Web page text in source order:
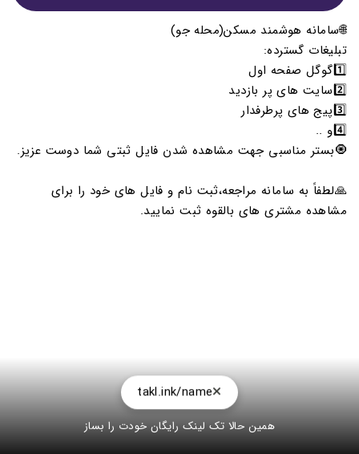
🌐سامانه هوشمند مسکن(محله جو)
تبلیغات گسترده:
1️⃣گوگل صفحه اول
2️⃣سایت های پر بازدید
3️⃣پیج های پرطرفدار
4️⃣و ..
🧿بستر مناسبی جهت مشاهده شدن فایل ثبتی شما دوست عزیز.
🙏لطفاً به سامانه مراجعه،ثبت نام و فایل های خود را برای
مشاهده مشتری های بالقوه ثبت نمایید.
takl.ink/name
همین حالا تک لینک رایگان خودت را بساز